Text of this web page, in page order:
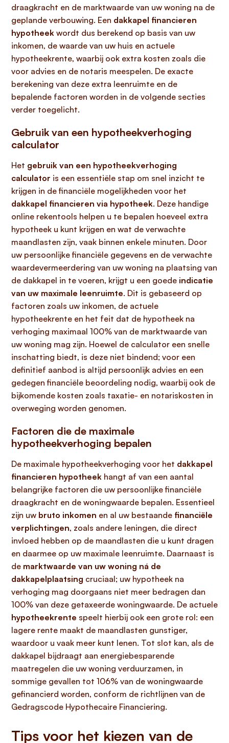
draagkracht en de marktwaarde van uw woning na de
geplande verbouwing. Een dakkapel financieren
hypotheek wordt dus berekend op basis van uw
inkomen, de waarde van uw huis en actuele
hypotheekrente, waarbij ook extra kosten zoals die
voor advies en de notaris meespelen. De exacte
berekening van deze extra leenruimte en de
bepalende factoren worden in de volgende secties
verder toegelicht.
Gebruik van een hypotheekverhoging
calculator
Het gebruik van een hypotheekverhoging
calculator is een essentiële stap om snel inzicht te
krijgen in de financiële mogelijkheden voor het
dakkapel financieren via hypotheek. Deze handige
online rekentools helpen u te bepalen hoeveel extra
hypotheek u kunt krijgen en wat de verwachte
maandlasten zijn, vaak binnen enkele minuten. Door
uw persoonlijke financiële gegevens en de verwachte
waardevermeerdering van uw woning na plaatsing van
de dakkapel in te voeren, krijgt u een goede indicatie
van uw maximale leenruimte. Dit is gebaseerd op
factoren zoals uw inkomen, de actuele
hypotheekrente en het feit dat de hypotheek na
verhoging maximaal 100% van de marktwaarde van
uw woning mag zijn. Hoewel de calculator een snelle
inschatting biedt, is deze niet bindend; voor een
definitief aanbod is altijd persoonlijk advies en een
gedegen financiële beoordeling nodig, waarbij ook de
bijkomende kosten zoals taxatie- en notariskosten in
overweging worden genomen.
Factoren die de maximale
hypotheekverhoging bepalen
De maximale hypotheekverhoging voor het dakkapel
financieren hypotheek hangt af van een aantal
belangrijke factoren die uw persoonlijke financiële
draagkracht en de woningwaarde bepalen. Essentieel
zijn uw bruto inkomen en al uw bestaande financiële
verplichtingen, zoals andere leningen, die direct
invloed hebben op de maandlasten die u kunt dragen
en daarmee op uw maximale leenruimte. Daarnaast is
de marktwaarde van uw woning ná de
dakkapelplaatsing cruciaal; uw hypotheek na
verhoging mag doorgaans niet meer bedragen dan
100% van deze getaxeerde woningwaarde. De actuele
hypotheekrente speelt hierbij ook een grote rol: een
lagere rente maakt de maandlasten gunstiger,
waardoor u vaak meer kunt lenen. Tot slot kan, als de
dakkapel bijdraagt aan energiebesparende
maatregelen die uw woning verduurzamen, in
sommige gevallen tot 106% van de woningwaarde
gefinancierd worden, conform de richtlijnen van de
Gedragscode Hypothecaire Financiering.
Tips voor het kiezen van de